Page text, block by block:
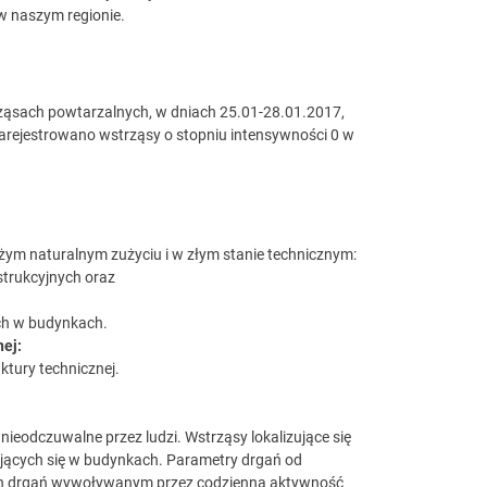
naszym regionie.
powtarzalnych, w dniach 25.01-28.01.2017,
wstrząsy o stopniu intensywności 0 w
naturalnym zużyciu i w złym stanie technicznym:
oraz
w budynkach.
technicznej.
przez ludzi. Wstrząsy lokalizujące się
się w budynkach. Parametry drgań od
wywoływanym przez codzienną aktywność